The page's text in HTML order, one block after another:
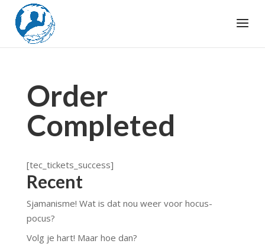
Order
Completed
[tec_tickets_success]
Recent
Sjamanisme! Wat is dat nou weer voor hocus-
pocus?
Volg je hart! Maar hoe dan?